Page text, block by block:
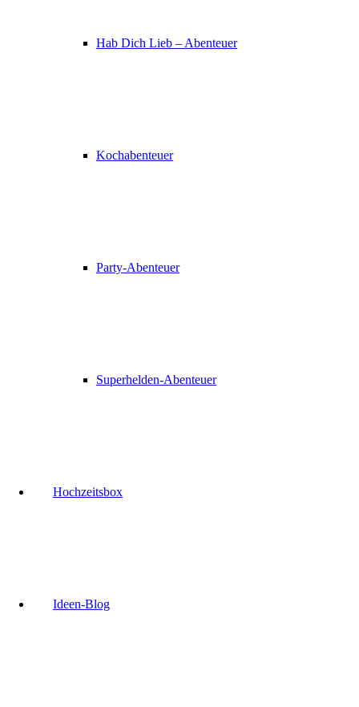
Hab Dich Lieb – Abenteuer
Kochabenteuer
Party-Abenteuer
Superhelden-Abenteuer
Hochzeitsbox
Ideen-Blog